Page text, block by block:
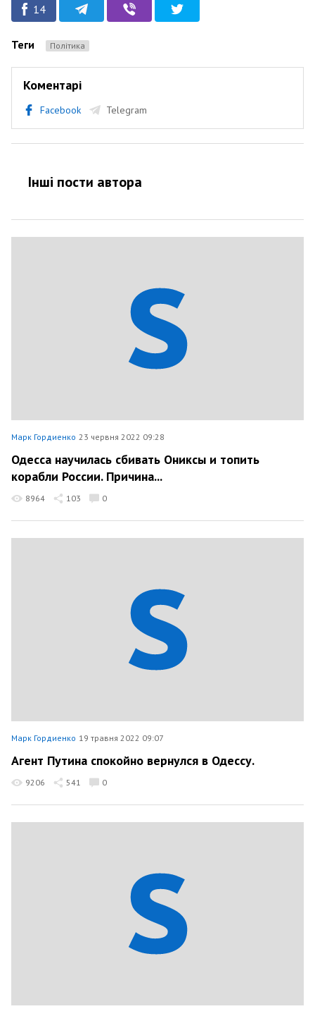
14
Теги Політика
Коментарі
Facebook Telegram
Інші пости автора
Марк Гордиенко 23 червня 2022 09:28
Одесса научилась сбивать Ониксы и топить
корабли России. Причина...
8964 103 0
Марк Гордиенко 19 травня 2022 09:07
Агент Путина спокойно вернулся в Одессу.
9206 541 0